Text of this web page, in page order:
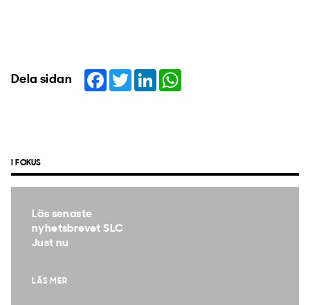
Dela sidan Facebook
TwitterLinkedIn
I FOKUS
Läs senaste
nyhetsbrevet SLC
Just nu
LÄS MER